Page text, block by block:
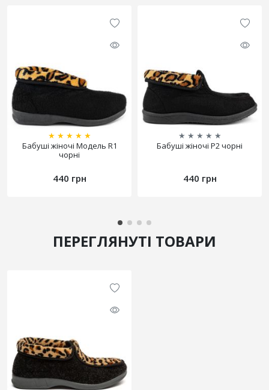
★ ★ ★ ★ ★
Бабуші жіночі Модель R1
чорні
440 грн
★ ★ ★ ★ ★
Бабуші жіночі Р2 чорні
440 грн
ПЕРЕГЛЯНУТІ ТОВАРИ